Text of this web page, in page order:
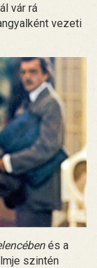
vár rá
vezeti
és a
szintén